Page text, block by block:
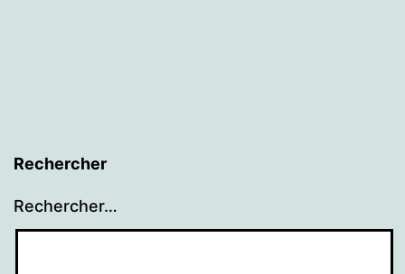
Rechercher
Rechercher…